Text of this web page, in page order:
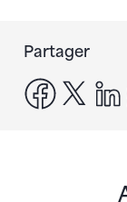
Partager
facebook
x